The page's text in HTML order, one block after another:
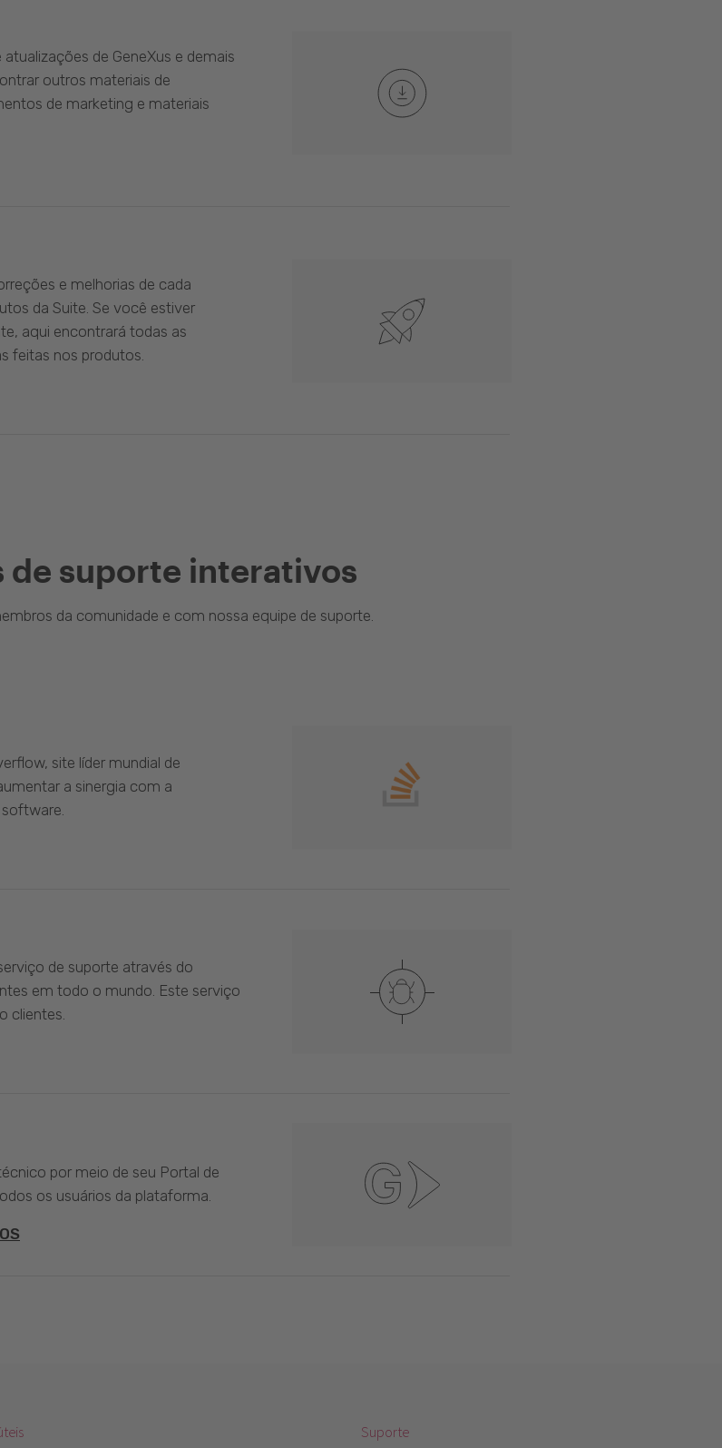
de GeneXus e demais
outros materiais de
de marketing e materiais
e melhorias de cada
da Suite. Se você estiver
aqui encontrará todas as
feitas nos produtos.
de suporte interativos
da comunidade e com nossa equipe de suporte.
site líder mundial de
a sinergia com a
de suporte através do
em todo o mundo. Este serviço
clientes.
por meio de seu Portal de
os usuários da plataforma.
Suporte